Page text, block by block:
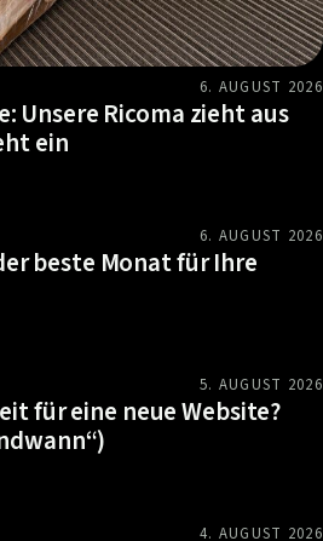
6. AUGUST 2026
Unsere Ricoma zieht aus
ein
6. AUGUST 2026
beste Monat für Ihre
5. AUGUST 2026
für eine neue Website?
4. AUGUST 2026